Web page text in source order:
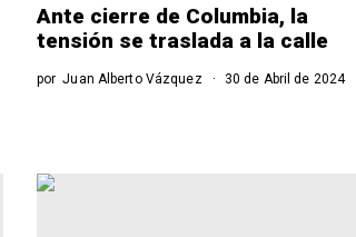
Ante cierre de Columbia, la
tensión se traslada a la calle
porJuan Alberto Vázquez 30 de Abril de 2024